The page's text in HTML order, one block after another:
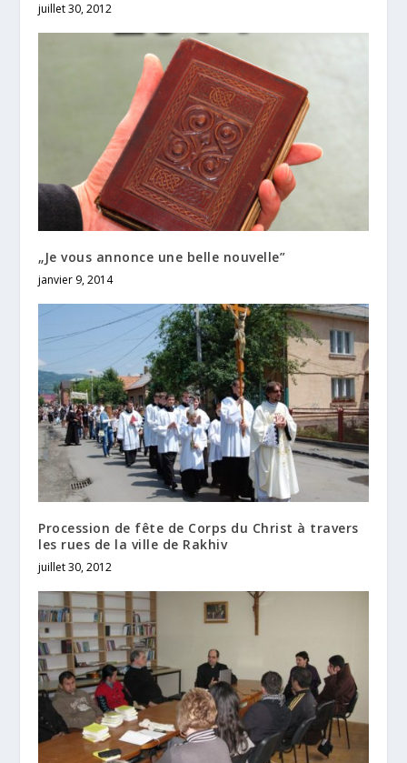
juillet 30, 2012
„Je vous annonce une belle nouvelle”
janvier 9, 2014
Procession de fête de Corps du Christ à travers
les rues de la ville de Rakhiv
juillet 30, 2012